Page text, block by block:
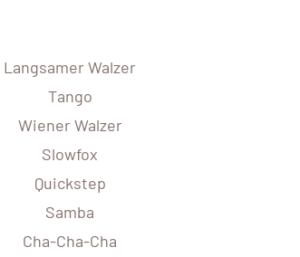
Langsamer Walzer
Tango
Wiener Walzer
Slowfox
Quickstep
Samba
Cha-Cha-Cha